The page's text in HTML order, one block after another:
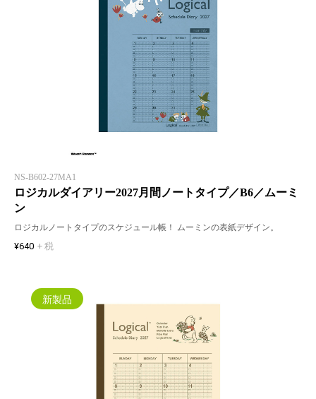
NS-B602-27MA1
ロジカルダイアリー2027月間ノートタイプ／B6／ムーミ
ン
ロジカルノートタイプのスケジュール帳！ ムーミンの表紙デザイン。
¥640 + 税
新製品